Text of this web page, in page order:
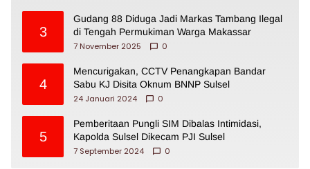
3
Gudang 88 Diduga Jadi Markas Tambang Ilegal
di Tengah Permukiman Warga Makassar
7 November 2025
0
4
Mencurigakan, CCTV Penangkapan Bandar
Sabu KJ Disita Oknum BNNP Sulsel
24 Januari 2024
0
5
Pemberitaan Pungli SIM Dibalas Intimidasi,
Kapolda Sulsel Dikecam PJI Sulsel
7 September 2024
0